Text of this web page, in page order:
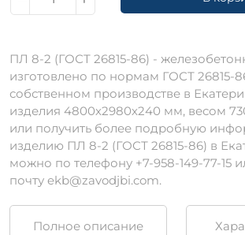
ПЛ 8-2 (ГОСТ 26815-86) -
изготовлено по нормам ГОСТ 26815-
собственном производстве в
изделия 4800х2980х240 мм, весом
или получить более подробную
изделию ПЛ 8-2 (ГОСТ 26815-86) в
можно по телефону +7-958-149-77-15
почту ekb@zavodjbi.com.
Полное описание